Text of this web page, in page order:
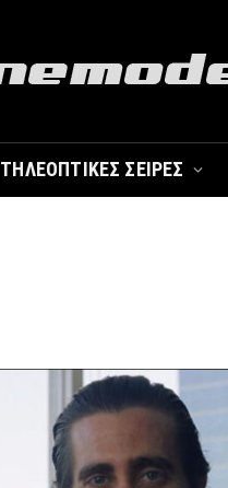
ΤΗΛΕΟΠΤΙΚΈΣ ΣΕΙΡΈΣ